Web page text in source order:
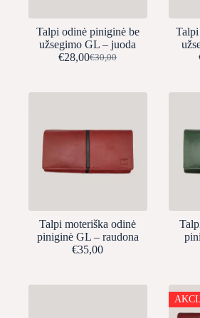
Talpi odinė piniginė be
užsegimo GL – juoda
€30,00
Original
€28,00Current
Talpi moteriška odinė
piniginė GL – raudona
€35,00